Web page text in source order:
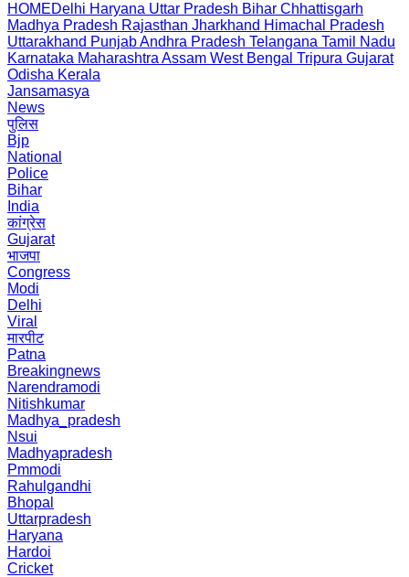
HOMEDelhi Haryana Uttar Pradesh Bihar Chhattisgarh
Madhya Pradesh Rajasthan Jharkhand Himachal Pradesh
Uttarakhand PunjabAndhra Pradesh Telangana Tamil Nadu
Karnataka Maharashtra Assam West Bengal Tripura Gujarat
Odisha Kerala
Jansamasya
News
पुलिस
Bjp
National
Police
Bihar
India
कांग्रेस
Gujarat
भाजपा
Congress
Modi
Delhi
Viral
मारपीट
Patna
Breakingnews
Narendramodi
Nitishkumar
Madhya_pradesh
Nsui
Madhyapradesh
Pmmodi
Rahulgandhi
Bhopal
Uttarpradesh
Haryana
Hardoi
Cricket